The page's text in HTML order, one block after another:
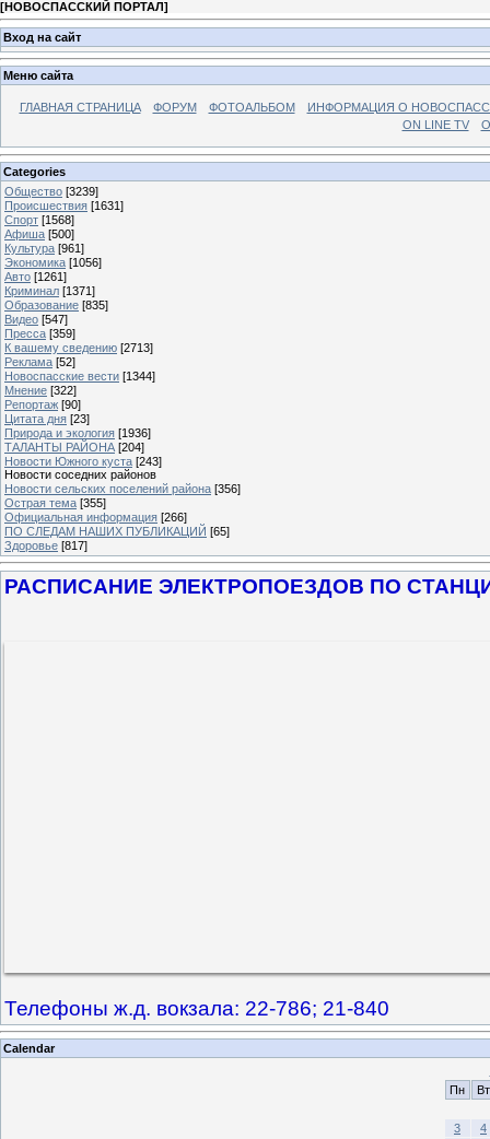
[НОВОСПАССКИЙ ПОРТАЛ]
Вход на сайт
Меню сайта
ГЛАВНАЯ СТРАНИЦА ФОРУМ ФОТОАЛЬБОМ
ИНФОРМАЦИЯ О
ON LINE TV
Categories
Общество [3239]
Происшествия [1631]
Спорт [1568]
Афиша [500]
Культура [961]
Экономика [1056]
Авто [1261]
Криминал [1371]
Образование [835]
Видео [547]
Пресса [359]
К вашему сведению [2713]
Реклама [52]
Новоспасские вести [1344]
Мнение [322]
Репортаж [90]
Цитата дня [23]
Природа и экология [1936]
ТАЛАНТЫ РАЙОНА [204]
Новости Южного куста [243]
Новости соседних районов
Новости сельских поселений района [356]
Острая тема [355]
Официальная информация [266]
ПО СЛЕДАМ НАШИХ ПУБЛИКАЦИЙ [65]
Здоровье [817]
РАСПИСАНИЕ ЭЛЕКТРОПОЕЗДОВ ПО
Телефоны ж.д. вокзала: 22-786; 21-840
Calendar
Пн
Вт
3
4